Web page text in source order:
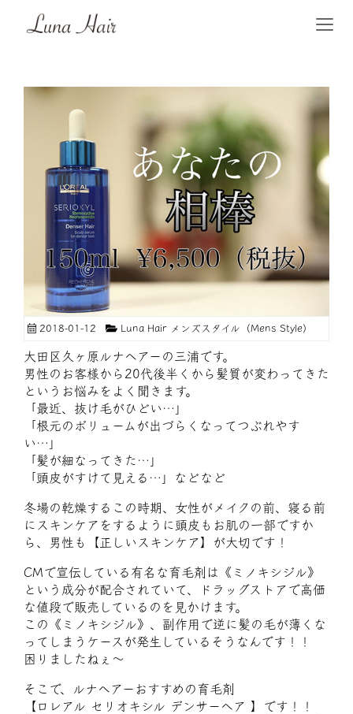
2018-01-12 Luna Hair メンズスタイル（Mens Style）
大田区久ヶ原ルナヘアーの三浦です。
男性のお客様から20代後半くから髪質が変わってきた
というお悩みをよく聞きます。
「最近、抜け毛がひどい…」
「根元のボリュームが出づらくなってつぶれやす
い…」
「髪が細なってきた…」
「頭皮がすけて見える…」などなど
冬場の乾燥するこの時期、女性がメイクの前、寝る前
にスキンケアをするように頭皮もお肌の一部ですか
ら、男性も【正しいスキンケア】が大切です！
CMで宣伝している有名な育毛剤は《ミノキシジル》
という成分が配合されていて、ドラッグストアで高価
な値段で販売しているのを見かけます。
この《ミノキシジル》、副作用で逆に髪の毛が薄くな
ってしまうケースが発生しているそうなんです！！
困りましたねぇ～
そこで、ルナヘアーおすすめの育毛剤
【ロレアル セリオキシル デンサーヘア 】です！！